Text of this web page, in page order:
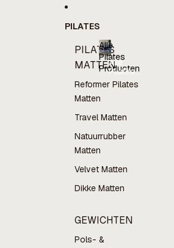
PILATES
PILATES
MATTEN
Reformer Pilates
Matten
Travel Matten
Natuurrubber
Matten
Velvet Matten
Dikke Matten
GEWICHTEN
Pols- &
Alle
Pilates
Producten
Alle
Pilates
Producten